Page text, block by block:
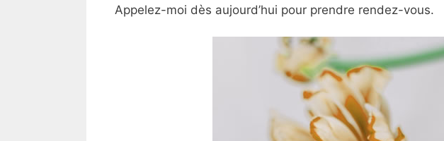
Appelez-moi dès aujourd’hui pour prendre rendez-vous.